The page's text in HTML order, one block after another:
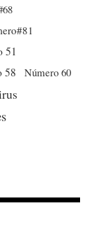
51
58
Número 60